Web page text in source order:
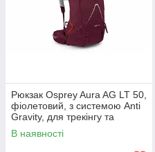
Рюкзак Osprey Aura AG LT 50,
фіолетовий, з системою Anti
Gravity, для трекінгу та
хайкінгу
В наявності